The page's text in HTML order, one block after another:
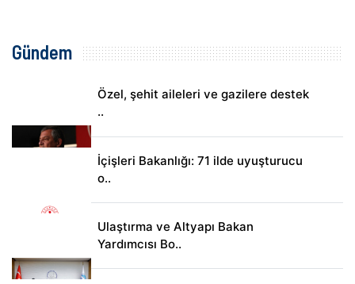
Gündem
Özel, şehit aileleri ve gazilere destek
..
İçişleri Bakanlığı: 71 ilde uyuşturucu
o..
Ulaştırma ve Altyapı Bakan
Yardımcısı Bo..